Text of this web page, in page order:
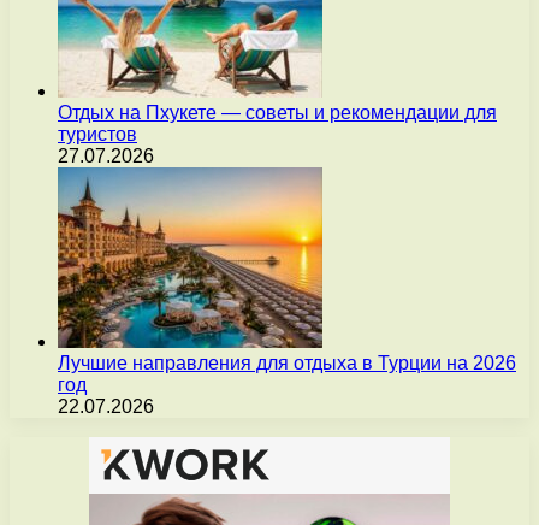
Отдых на Пхукете — советы и рекомендации для
туристов
27.07.2026
Лучшие направления для отдыха в Турции на 2026
год
22.07.2026